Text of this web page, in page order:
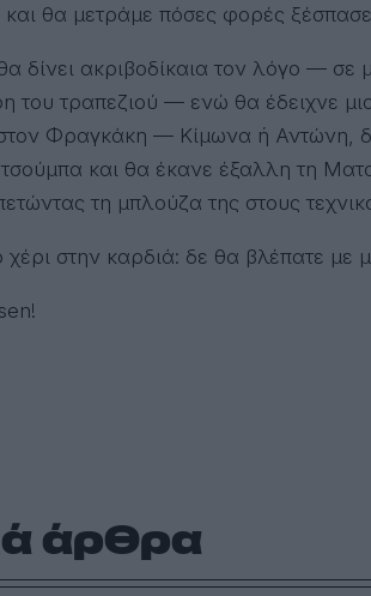
θα μετράμε πόσες φορές
δίνει ακριβοδίκαια τον λόγο —
του τραπεζιού — ενώ θα έδειχνε
στον Φραγκάκη — Κίμωνα ή Αντώνη,
και θα έκανε έξαλλη τη
τη μπλούζα της στους
χέρι στην καρδιά: δε θα βλέπατε με
άρθρα